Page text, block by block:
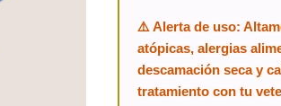
⚠️ Alerta de uso:
atópicas, alergias
descamación seca y
tratamiento con tu